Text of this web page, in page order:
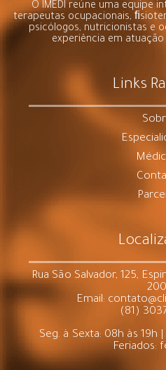
O IMEDI reúne uma equipe
terapeutas ocupacionais,
psicólogos, nutricionistas e
experiência em
Links
Rua São Salvador, 125,
200
Email:
(81)
Seg. à Sexta: 08h às 19h
Feriados: